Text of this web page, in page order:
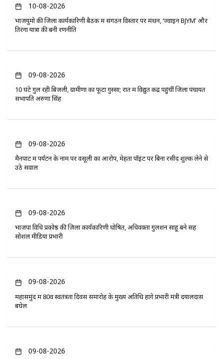
10-08-2026
भाजयुमो की जिला कार्यकारिणी बैठक में संगठन विस्तार पर मंथन, ‘ज्वाइन BJYM’ और
तिरंगा यात्रा की बनी रणनीति
09-08-2026
10 घंटे गुल रही बिजली, ग्रामीणों का फूटा गुस्सा; रात में विद्युत केंद्र पहुंचीं जिला पंचायत
सभापति अरुणा सिंह
09-08-2026
मैनपाट में पर्यटन के नाम पर वसूली का आरोप, मेहता पॉइंट पर बिना रसीद शुल्क लेने से
उठे सवाल
09-08-2026
भाजपा विधि प्रकोष्ठ की जिला कार्यकारिणी घोषित, अधिवक्ता गुलशन साहू बने सह
सोशल मीडिया प्रभारी
09-08-2026
महासमुंद में 80वें स्वतंत्रता दिवस समारोह के मुख्य अतिथि होंगे प्रभारी मंत्री दयालदास
बघेल
09-08-2026